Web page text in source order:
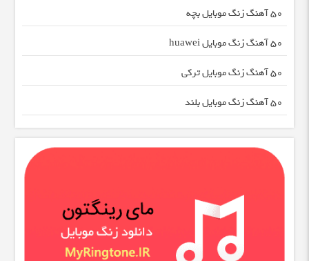
50 آهنگ زنگ موبایل بچه
50 آهنگ زنگ موبایل huawei
50 آهنگ زنگ موبایل ترکی
50 آهنگ زنگ موبایل بلند